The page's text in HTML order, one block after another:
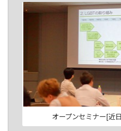
オープンセミナー[近